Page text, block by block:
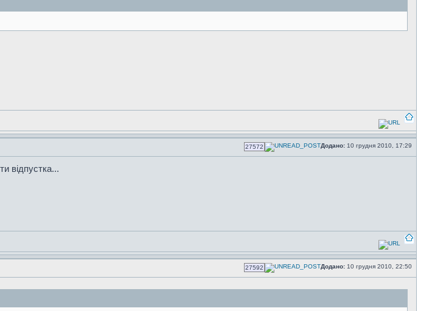
27572 Додано: 10 грудня 2010, 17:29
відпустка...
27592 Додано: 10 грудня 2010, 22:50